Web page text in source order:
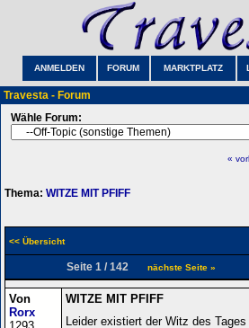
ANMELDEN FORUM MARKTPLATZ
Travesta - Forum
Wähle Forum:
«
Thema: WITZE MIT PFIFF
<< Übersicht
Seite 1 / 142 nächste Seite »
Von
Rorx
WITZE MIT PFIFF
Leider existiert der Witz des